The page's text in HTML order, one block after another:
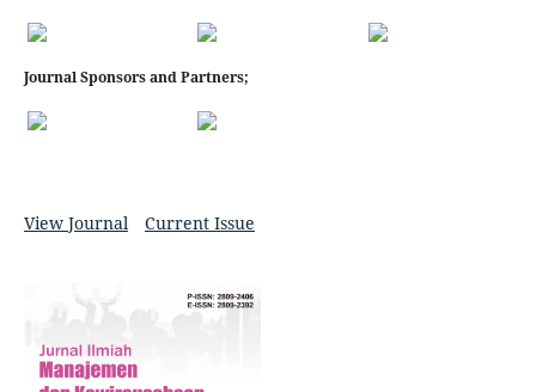
Journal Sponsors and Partners;
View Journal Current Issue